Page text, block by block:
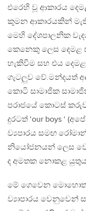
එරෙහි වූ ආකාරය
කුමන ආකාරයකින්
මෙහි දේශපාලනික
කෙනෙකු ලෙස දෙමළ
හැකිවීම සහ එය
ගැටලුව වේ.මන්දයත්
කොටි සාමාජික
පරාජයේ කොටස්
දුරටත් ‘our boys ‘
ව්‍යපාරය සමඟ
නියෝජනයන් ලෙස
ද අමතක නොකළ
මේ ගෙවෙන මොහොත
ව්‍යාපාරය වෙනුවෙන්